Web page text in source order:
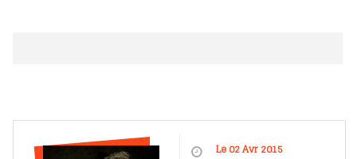
Le 02 Avr 2015